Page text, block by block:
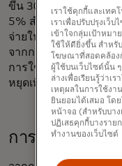
ขึ้น 30% เมื่อเทียบกับ
5% สำหรับฟิตเนสคลับ
จ่ายในช่วงเทศกาลวัน
จากการวิเคราะห์ของ
การใช้จ่ายกับแบรนด์อุ
หยุดเพิ่มขึ้น 4.5 เปอร์เ
การมองหาคุณค่
เราใช้คุกกี้และเท
เราเพื่อปรับปรุงเว็
เข้าใจกลุ่มเป้าหม
ใช้ให้ดียิ่งขึ้น สำหรั
โฆษณาที่สอดคล้อง
ผู้ใช้บนเว็บไซต์นั้น
ล่างเพื่อเรียนรู้ว่าเ
เหตุผลในการใช้ง
ยินยอมได้เสมอ โด
หน้าจอ (สำหรับบาง
ปฏิเสธคุกกี้บางราย
ทำงานของเว็บไซต์